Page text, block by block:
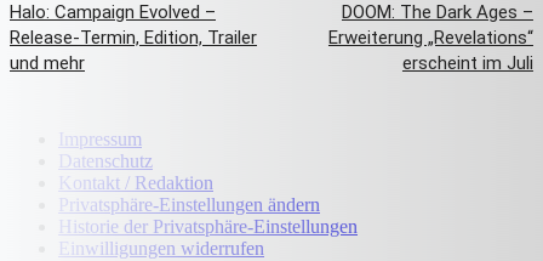
Halo: Campaign Evolved –
Release-Termin, Edition, Trailer
und mehr
DOOM: The Dark Ages –
Erweiterung „Revelations“
erscheint im Juli
Impressum
Datenschutz
Kontakt / Redaktion
Privatsphäre-Einstellungen ändern
Historie der Privatsphäre-Einstellungen
Einwilligungen widerrufen